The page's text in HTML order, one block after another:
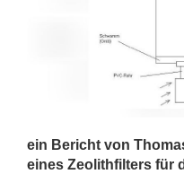
ein Bericht von
eines Zeolithfilters für